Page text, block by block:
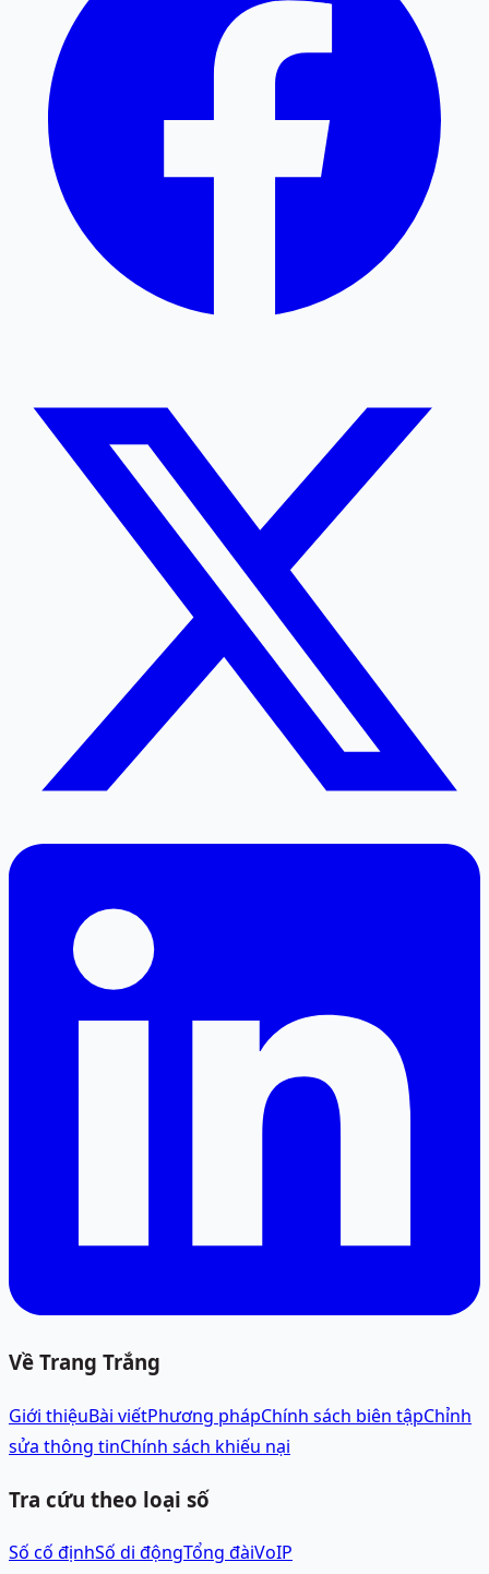
Về Trang Trắng
Giới thiệuBài viếtPhương phápChính sách biên tậpChỉnh
sửa thông tinChính sách khiếu nại
Tra cứu theo loại số
Số cố địnhSố di độngTổng đàiVoIP